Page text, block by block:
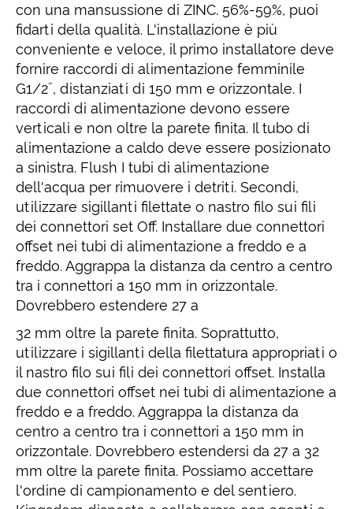
con una mansussione di ZINC. 56%-59%, puoi
fidarti della qualità. L'installazione è più
conveniente e veloce, il primo installatore deve
fornire raccordi di alimentazione femminile
G1/2˝, distanziati di 150 mm e orizzontale. I
raccordi di alimentazione devono essere
verticali e non oltre la parete finita. Il tubo di
alimentazione a caldo deve essere posizionato
a sinistra. Flush I tubi di alimentazione
dell'acqua per rimuovere i detriti. Secondi,
utilizzare sigillanti filettate o nastro filo sui fili
dei connettori set Off. Installare due connettori
offset nei tubi di alimentazione a freddo e a
freddo. Aggrappa la distanza da centro a centro
tra i connettori a 150 mm in orizzontale.
Dovrebbero estendere 27 a
32 mm oltre la parete finita. Soprattutto,
utilizzare i sigillanti della filettatura appropriati o
il nastro filo sui fili dei connettori offset. Installa
due connettori offset nei tubi di alimentazione a
freddo e a freddo. Aggrappa la distanza da
centro a centro tra i connettori a 150 mm in
orizzontale. Dovrebbero estendersi da 27 a 32
mm oltre la parete finita. Possiamo accettare
l'ordine di campionamento e del sentiero.